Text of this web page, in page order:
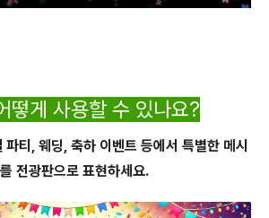
떻게 사용할 수 있나요?
파티, 웨딩, 축하 이벤트 등에서 특별한 메시
전광판으로 표현하세요.